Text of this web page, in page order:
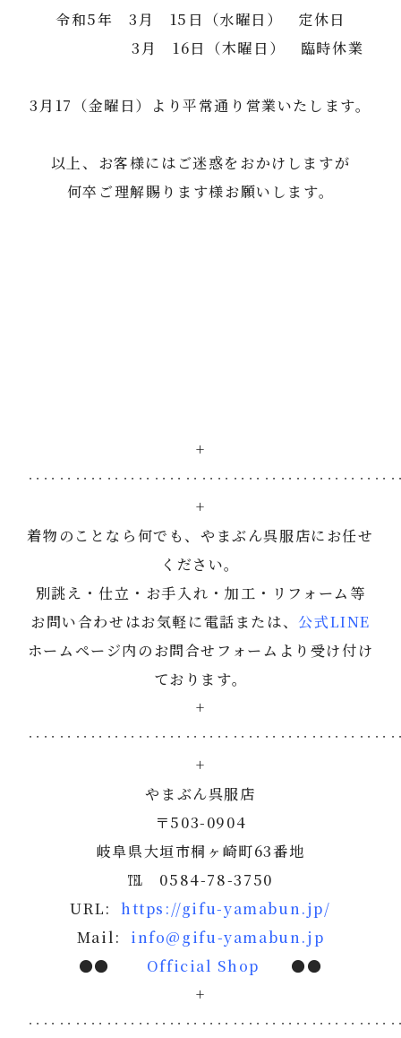
令和5年 3月 15日（水曜日） 定休日
3月 16日（木曜日） 臨時休業
3月17（金曜日）より平常通り営業いたします。
以上、お客様にはご迷惑をおかけしますが
何卒ご理解賜ります様お願いします。
+
+
着物のことなら何でも、やまぶん呉服店にお任せ
ください。
別誂え・仕立・お手入れ・加工・リフォーム等
お問い合わせはお気軽に電話または、 公式LINE
ホームページ内のお問合せフォームより受け付け
ております。
+
+
やまぶん呉服店
〒503-0904
岐阜県大垣市桐ヶ崎町63番地
℡ 0584-78-3750
URL:https://gifu-yamabun.jp/
Mail: info@gifu-yamabun.jp
●●
Official Shop ●●
+